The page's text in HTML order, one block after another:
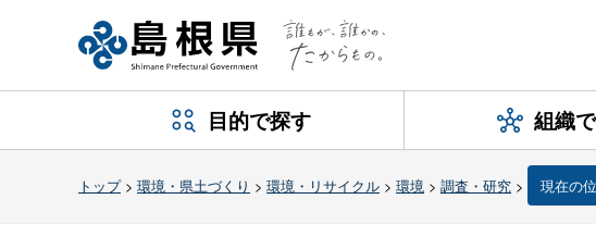
目的で探す 組織
トップ> 環境・県土づくり > 環境・リサイクル > 環境 > 調査・研究 > 現在の